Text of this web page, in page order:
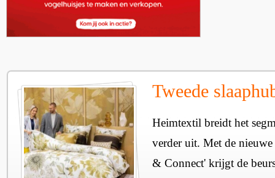
Tweede
Heimtextil breidt het
verder uit. Met de
& Connect' krijgt de